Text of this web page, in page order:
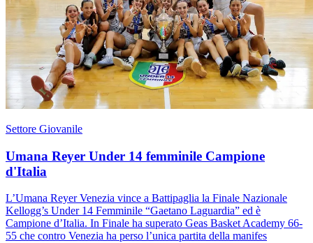
Settore Giovanile
Umana Reyer Under 14 femminile Campione
d'Italia
L’Umana Reyer Venezia vince a Battipaglia la Finale Nazionale
Kellogg’s Under 14 Femminile “Gaetano Laguardia” ed è
Campione d’Italia. In Finale ha superato Geas Basket Academy 66-
55 che contro Venezia ha perso l’unica partita della manifes